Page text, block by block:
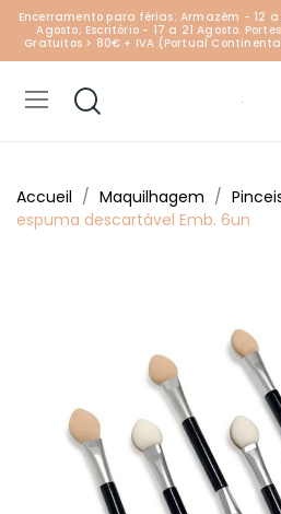
Encerramento para férias: Armazém - 12
Agosto; Escritório - 17 a 21 Agosto. Portes
Gratuitos > 80€ + IVA (Portual
Accueil Maquilhagem
espuma descartável Emb. 6un